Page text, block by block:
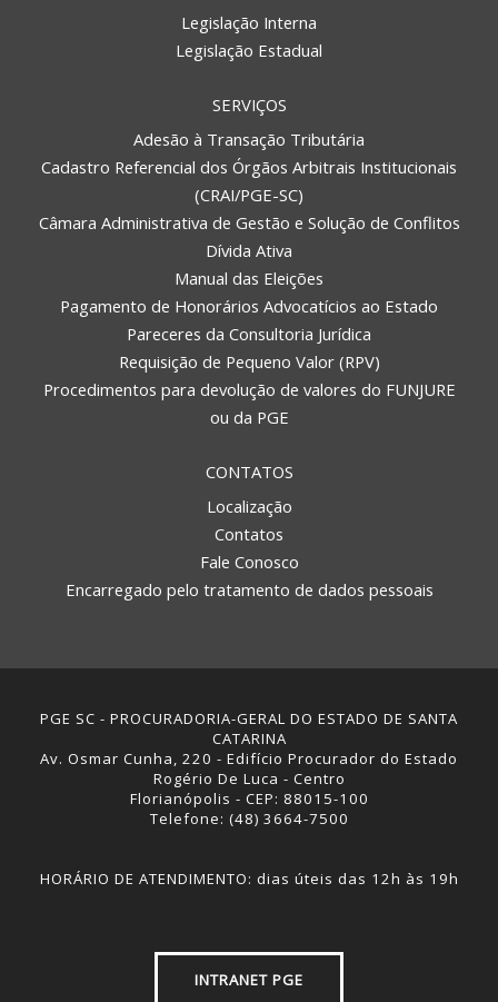
Legislação Interna
Legislação Estadual
SERVIÇOS
Adesão à Transação Tributária
Cadastro Referencial dos Órgãos Arbitrais Institucionais
(CRAI/PGE-SC)
Câmara Administrativa de Gestão e Solução de Conflitos
Dívida Ativa
Manual das Eleições
Pagamento de Honorários Advocatícios ao Estado
Pareceres da Consultoria Jurídica
Requisição de Pequeno Valor (RPV)
Procedimentos para devolução de valores do FUNJURE
ou da PGE
CONTATOS
Localização
Contatos
Fale Conosco
Encarregado pelo tratamento de dados pessoais
PGE SC - PROCURADORIA-GERAL DO ESTADO DE SANTA
CATARINA
Av. Osmar Cunha, 220 - Edifício Procurador do Estado
Rogério De Luca - Centro
Florianópolis - CEP: 88015-100
Telefone: (48) 3664-7500
HORÁRIO DE ATENDIMENTO: dias úteis das 12h às 19h
INTRANET PGE